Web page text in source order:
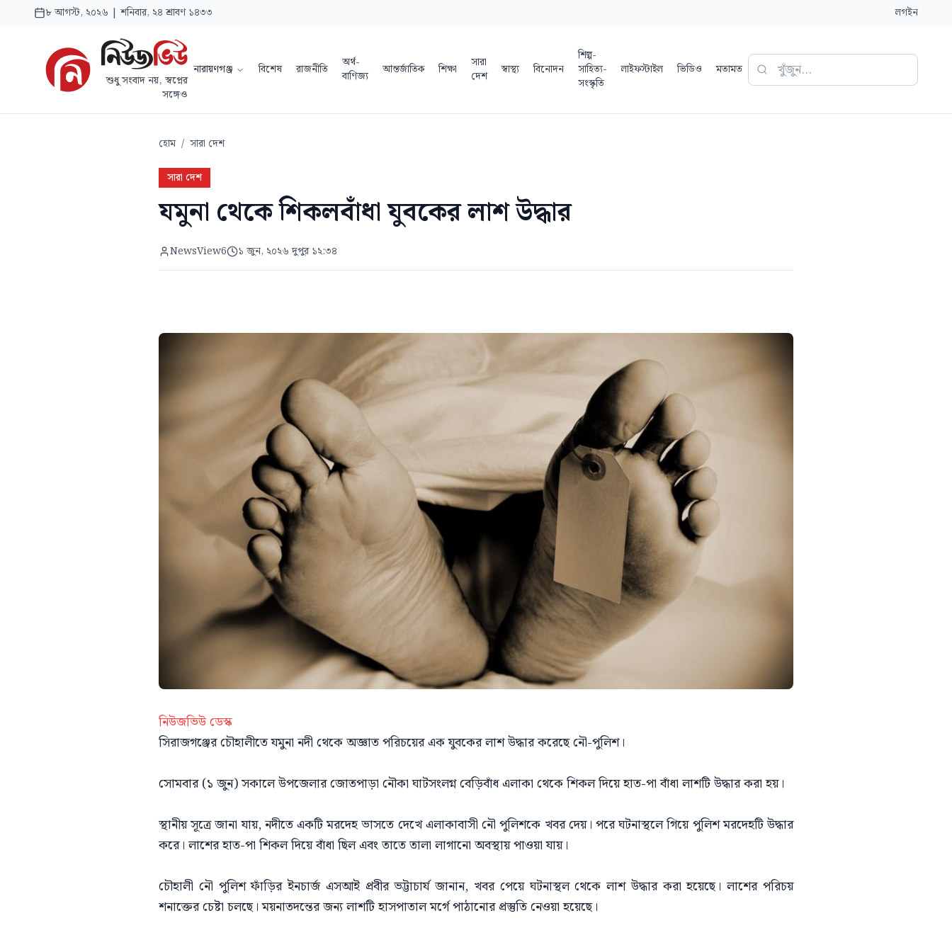
৮ আগস্ট, ২০২৬ | শনিবার, ২৪ শ্রাবণ ১৪৩৩ লগইন
শুধু সংবাদ নয়, স্বপ্নের
সঙ্গেও
নারায়ণগঞ্জ বিশেষ রাজনীতি
অর্থ-
বাণিজ্য
আন্তর্জাতিক শিক্ষা
সারা
দেশ
স্বাস্থ্য বিনোদন
শিল্প-
সাহিত্য-
সংস্কৃতি
লাইফস্টাইল ভিডিও মতামত
হোম / সারা দেশ
সারা দেশ
যমুনা থেকে শিকলবাঁধা যুবকের লাশ উদ্ধার
NewsView6 ১ জুন, ২০২৬ দুপুর ১২:৩৪
নিউজভিউ ডেস্ক
সিরাজগঞ্জের চৌহালীতে যমুনা নদী থেকে অজ্ঞাত পরিচয়ের এক যুবকের লাশ উদ্ধার করেছে নৌ-পুলিশ।
সোমবার (১ জুন) সকালে উপজেলার জোতপাড়া নৌকা ঘাটসংলগ্ন বেড়িবাঁধ এলাকা থেকে শিকল দিয়ে হাত-পা বাঁধা লাশটি উদ্ধার করা হয়।
স্থানীয় সূত্রে জানা যায়, নদীতে একটি মরদেহ ভাসতে দেখে এলাকাবাসী নৌ পুলিশকে খবর দেয়। পরে ঘটনাস্থলে গিয়ে পুলিশ মরদেহটি উদ্ধার
করে। লাশের হাত-পা শিকল দিয়ে বাঁধা ছিল এবং তাতে তালা লাগানো অবস্থায় পাওয়া যায়।
চৌহালী নৌ পুলিশ ফাঁড়ির ইনচার্জ এসআই প্রবীর ভট্টাচার্য জানান, খবর পেয়ে ঘটনাস্থল থেকে লাশ উদ্ধার করা হয়েছে। লাশের পরিচয়
শনাক্তের চেষ্টা চলছে। ময়নাতদন্তের জন্য লাশটি হাসপাতাল মর্গে পাঠানোর প্রস্তুতি নেওয়া হয়েছে।